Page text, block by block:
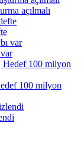
açılmalı
100 milyon